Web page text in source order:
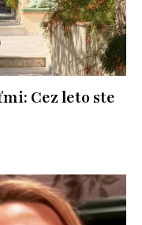
Cez leto ste